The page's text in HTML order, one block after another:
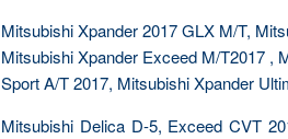
Mitsubishi Xpander 2017 GLX M/T,
Mitsubishi Xpander Exceed M/T2017 ,
Sport A/T 2017, Mitsubishi Xpander
Mitsubishi Delica D-5, Exceed CVT